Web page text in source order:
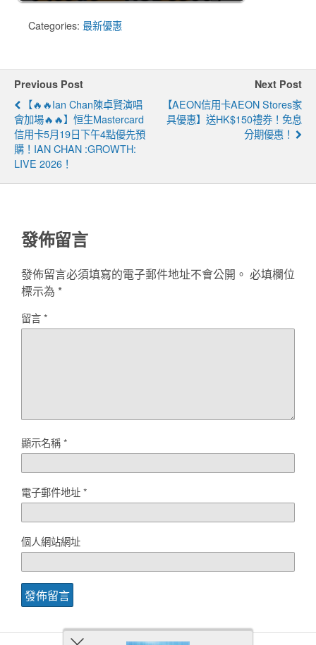
Categories: 最新優惠
Previous Post
【🔥🔥Ian Chan陳卓賢演唱
會加場🔥🔥】恒生Mastercard
信用卡5月19日下午4點優先預
購！IAN CHAN :GROWTH:
LIVE 2026！
Next Post
【AEON信用卡AEON Stores家
具優惠】送HK$150禮券！免息
分期優惠！
發佈留言
發佈留言必須填寫的電子郵件地址不會公開。 必填欄位
標示為 *
留言*
顯示名稱*
電子郵件地址*
個人網站網址